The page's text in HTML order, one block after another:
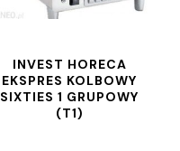
INVEST HORECA
EKSPRES KOLBOWY
SIXTIES 1 GRUPOWY
(T1)